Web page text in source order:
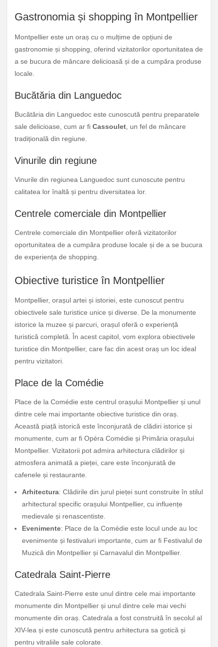
Gastronomia și shopping în Montpellier
Montpellier este un oraș cu o mulțime de opțiuni de
gastronomie și shopping, oferind vizitatorilor oportunitatea de
a se bucura de mâncare delicioasă și de a cumpăra produse
locale.
Bucătăria din Languedoc
Bucătăria din Languedoc este cunoscută pentru preparatele
sale delicioase, cum ar fi Cassoulet , un fel de mâncare
tradițională din regiune.
Vinurile din regiune
Vinurile din regiunea Languedoc sunt cunoscute pentru
calitatea lor înaltă și pentru diversitatea lor.
Centrele comerciale din Montpellier
Centrele comerciale din Montpellier oferă vizitatorilor
oportunitatea de a cumpăra produse locale și de a se bucura
de experiența de shopping.
Obiective turistice în Montpellier
Montpellier, orașul artei și istoriei, este cunoscut pentru
obiectivele sale turistice unice și diverse. De la monumente
istorice la muzee și parcuri, orașul oferă o experiență
turistică completă. În acest capitol, vom explora obiectivele
turistice din Montpellier, care fac din acest oraș un loc ideal
pentru vizitatori.
Place de la Comédie
Place de la Comédie este centrul orașului Montpellier și unul
dintre cele mai importante obiective turistice din oraș.
Această piață istorică este înconjurată de clădiri istorice și
monumente, cum ar fi Opéra Comédie și Primăria orașului
Montpellier. Vizitatorii pot admira arhitectura clădirilor și
atmosfera animată a pieței, care este înconjurată de
cafenele și restaurante.
Arhitectura: Clădirile din jurul pieței sunt construite în stilul
arhitectural specific orașului Montpellier, cu influențe
medievale și renascentiste.
Evenimente: Place de la Comédie este locul unde au loc
evenimente și festivaluri importante, cum ar fi Festivalul de
Muzică din Montpellier și Carnavalul din Montpellier.
Catedrala Saint-Pierre
Catedrala Saint-Pierre este unul dintre cele mai importante
monumente din Montpellier și unul dintre cele mai vechi
monumente din oraș. Catedrala a fost construită în secolul al
XIV-lea și este cunoscută pentru arhitectura sa gotică și
pentru vitraliile sale colorate.